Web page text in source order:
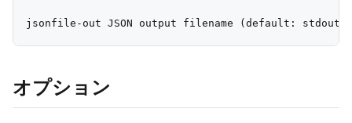
オプション